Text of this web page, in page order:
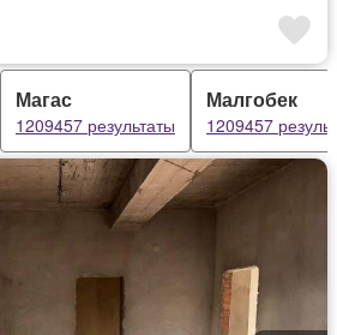
Магас
1209457 результаты
Малгобек
1209457